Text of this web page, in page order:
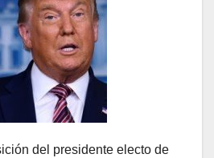
del presidente electo de